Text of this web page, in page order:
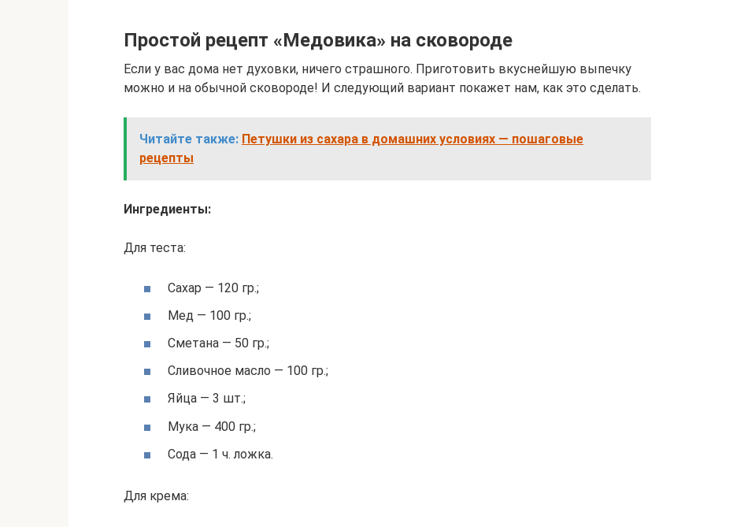
Простой рецепт «Медовика» на сковороде
Если у вас дома нет духовки, ничего страшного. Приготовить вкуснейшую выпечку
можно и на обычной сковороде! И следующий вариант покажет нам, как это сделать.
Читайте также: Петушки из сахара в домашних условиях — пошаговые
рецепты
Ингредиенты:
Для теста:
Сахар — 120 гр.;
Мед — 100 гр.;
Сметана — 50 гр.;
Сливочное масло — 100 гр.;
Яйца — 3 шт.;
Мука — 400 гр.;
Сода — 1 ч. ложка.
Для крема: